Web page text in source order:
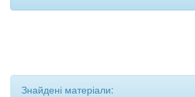
Знайдені матеріали: